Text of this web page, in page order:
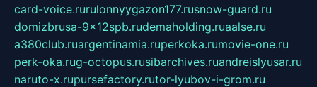
card-voice.rurulonnyygazon177.rusnow-guard.ru
domizbrusa-9x12spb.rudemaholding.ruaalse.ru
a380club.ruargentinamia.ruperkoka.rumovie-one.ru
perk-oka.rug-octopus.rusibarchives.ruandreislyusar.ru
naruto-x.rupursefactory.rutor-lyubov-i-grom.ru